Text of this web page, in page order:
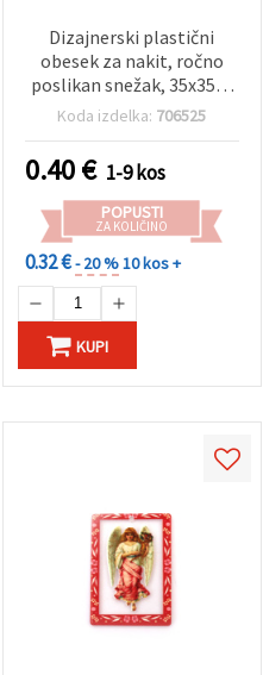
Dizajnerski plastični
obesek za nakit, ročno
poslikan snežak, 35x35x2
mm, luknja 1 mm
Koda izdelka: 706525
0.40€ 1-9 kos
POPUSTI
ZA KOLIČINO
0.32 €- 20 %10 kos +
KUPI